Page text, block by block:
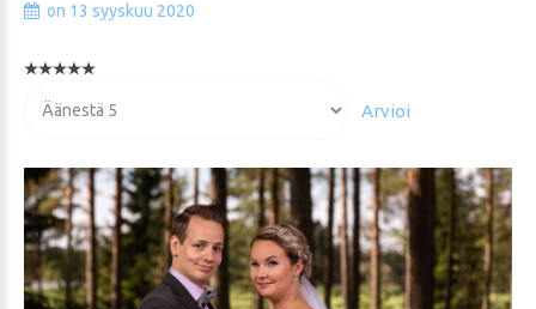
on 13 syyskuu 2020
arvioida